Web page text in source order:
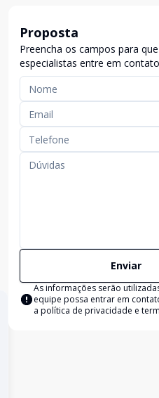
Proposta
Preencha os campos para
especialistas entre em contato
Enviar
As informações serão
equipe possa entrar em
a política de privacidade e